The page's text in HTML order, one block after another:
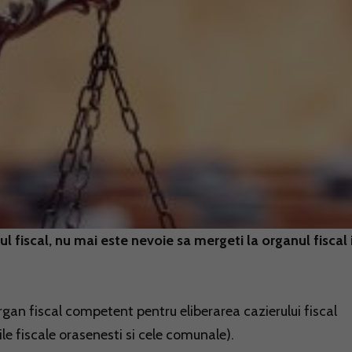
fiscal, nu mai este nevoie sa mergeti la organul fiscal
fiscal competent pentru eliberarea cazierului fiscal
fiscale orasenesti si cele comunale).